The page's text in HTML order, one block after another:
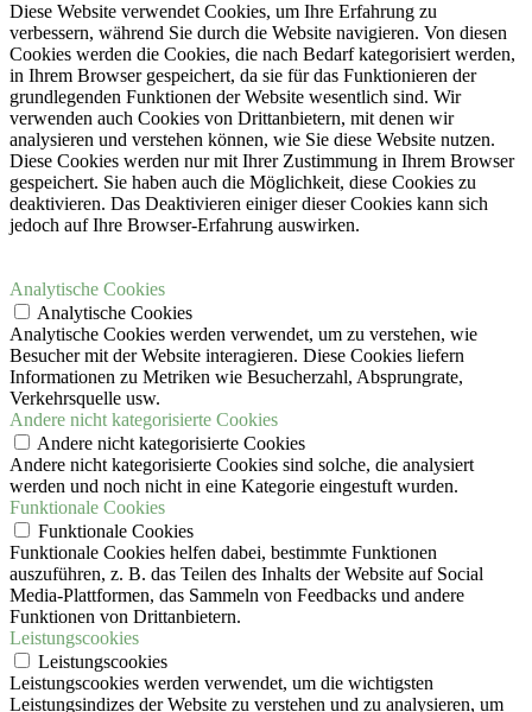
Diese Website verwendet Cookies, um Ihre Erfahrung zu
verbessern, während Sie durch die Website navigieren. Von diesen
Cookies werden die Cookies, die nach Bedarf kategorisiert werden,
in Ihrem Browser gespeichert, da sie für das Funktionieren der
grundlegenden Funktionen der Website wesentlich sind. Wir
verwenden auch Cookies von Drittanbietern, mit denen wir
analysieren und verstehen können, wie Sie diese Website nutzen.
Diese Cookies werden nur mit Ihrer Zustimmung in Ihrem Browser
gespeichert. Sie haben auch die Möglichkeit, diese Cookies zu
deaktivieren. Das Deaktivieren einiger dieser Cookies kann sich
jedoch auf Ihre Browser-Erfahrung auswirken.
Analytische Cookies
Analytische Cookies
Analytische Cookies werden verwendet, um zu verstehen, wie
Besucher mit der Website interagieren. Diese Cookies liefern
Informationen zu Metriken wie Besucherzahl, Absprungrate,
Verkehrsquelle usw.
Andere nicht kategorisierte Cookies
Andere nicht kategorisierte Cookies
Andere nicht kategorisierte Cookies sind solche, die analysiert
werden und noch nicht in eine Kategorie eingestuft wurden.
Funktionale Cookies
Funktionale Cookies
Funktionale Cookies helfen dabei, bestimmte Funktionen
auszuführen, z. B. das Teilen des Inhalts der Website auf Social
Media-Plattformen, das Sammeln von Feedbacks und andere
Funktionen von Drittanbietern.
Leistungscookies
Leistungscookies
Leistungscookies werden verwendet, um die wichtigsten
Leistungsindizes der Website zu verstehen und zu analysieren, um